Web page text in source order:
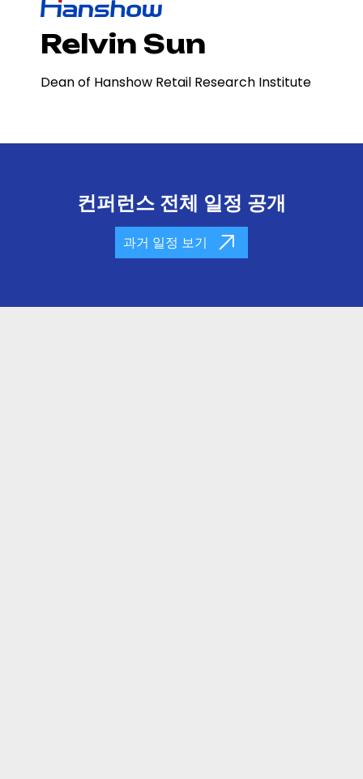
Relvin Sun
Dean of Hanshow Retail Research Institute
컨퍼런스 전체 일정 공개
과거 일정 보기